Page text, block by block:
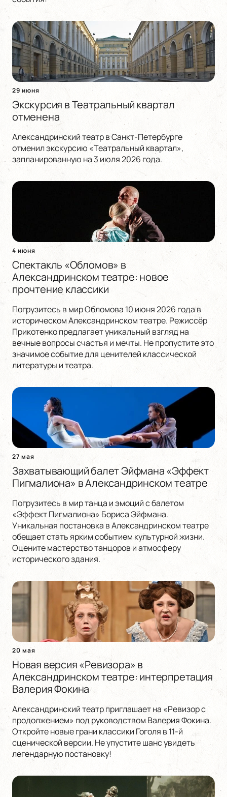
29 июня
Экскурсия в Театральный квартал
отменена
Александринский театр в Санкт-Петербурге
отменил экскурсию «Театральный квартал»,
запланированную на 3 июля 2026 года.
4 июня
Спектакль «Обломов» в
Александринском театре: новое
прочтение классики
Погрузитесь в мир Обломова 10 июня 2026 года в
историческом Александринском театре. Режиссёр
Прикотенко предлагает уникальный взгляд на
вечные вопросы счастья и мечты. Не пропустите это
значимое событие для ценителей классической
литературы и театра.
27 мая
Захватывающий балет Эйфмана «Эффект
Пигмалиона» в Александринском театре
Погрузитесь в мир танца и эмоций с балетом
«Эффект Пигмалиона» Бориса Эйфмана.
Уникальная постановка в Александринском театре
обещает стать ярким событием культурной жизни.
Оцените мастерство танцоров и атмосферу
исторического здания.
20 мая
Новая версия «Ревизора» в
Александринском театре: интерпретация
Валерия Фокина
Александринский театр приглашает на «Ревизор с
продолжением» под руководством Валерия Фокина.
Откройте новые грани классики Гоголя в 11-й
сценической версии. Не упустите шанс увидеть
легендарную постановку!